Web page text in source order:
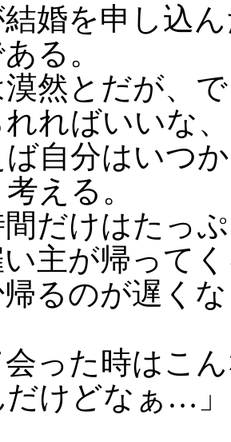
結婚を申し込
る。
然とだが、
ればいいな
自分はいつ
える。
だけはたっ
主が帰って
るのが遅く
会った時はこ
けどなぁ…」